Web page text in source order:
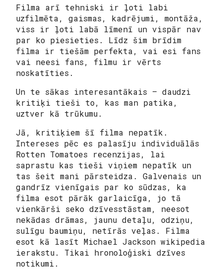
Filma arī tehniski ir ļoti labi
uzfilmēta, gaismas, kadrējumi, montāža,
viss ir ļoti labā līmenī un vispār nav
par ko piesieties. Līdz šim brīdim
filma ir tiešām perfekta, vai esi fans
vai neesi fans, filmu ir vērts
noskatīties.
Un te sākas interesantākais – daudzi
kritiķi tieši to, kas man patika,
uztver kā trūkumu.
Jā, kritiķiem šī filma nepatīk.
Intereses pēc es palasīju individuālās
Rotten Tomatoes recenzijas, lai
saprastu kas tieši viņiem nepatīk un
tas šeit mani pārsteidza. Galvenais un
gandrīz vienīgais par ko sūdzas, ka
filma esot pārāk garlaicīga, jo tā
vienkārši seko dzīvesstāstam, neesot
nekādas drāmas, jaunu detaļu, odziņu,
sulīgu baumiņu, netīrās veļas. Filma
esot kā lasīt Michael Jackson wikipedia
ierakstu. Tikai hronoloģiski dzīves
notikumi.